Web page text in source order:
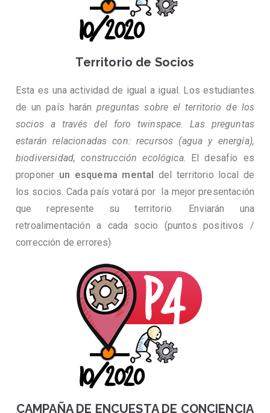
Territorio de Socios
Esta es una actividad de igual a igual. Los estudiantes
de un país haránpreguntas sobre el territorio de los
socios a través del foro twinspace. Las preguntas
estarán relacionadas con: recursos (agua y energía),
biodiversidad, construcción ecológica. El desafío es
proponer un esquema mental del territorio local de
los socios. Cada país votará por la mejor presentación
que represente su territorio. Enviarán una
retroalimentación a cada socio (puntos positivos /
corrección de errores)
CAMPAÑA DE ENCUESTA DE CONCIENCIA